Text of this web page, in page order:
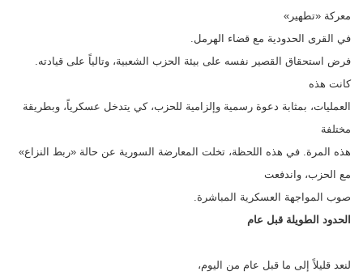
معركة «تطهير»
في القرى الحدودية مع قضاء الهرمل.
فرض استحقاق القصير نفسه على بيئة الحزب الشعبية، وتالياً على قيادته.
كانت هذه
العمليات، بمثابة دعوة رسمية وإلزامية للحزب، كي يتدخل عسكرياً، وبطريقة
مختلفة
هذه المرة. في هذه اللحظة، تخلت المعارضة السورية عن حالة «ربط النزاع»
مع الحزب، واندفعت
صوب المواجهة العسكرية المباشرة.
الحدود الطويلة قبل عام
لنعد قليلاً إلى ما قبل عام من اليوم،